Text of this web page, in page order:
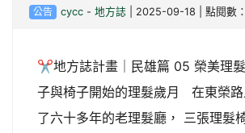
公告 cycc- 地方誌 | 2025-09-18 | 點閱數
✂️地方誌計畫｜民雄篇 05 榮美理
子與椅子開始的理髮歲月 在東榮路
了六十多年的老理髮廳， 三張理髮